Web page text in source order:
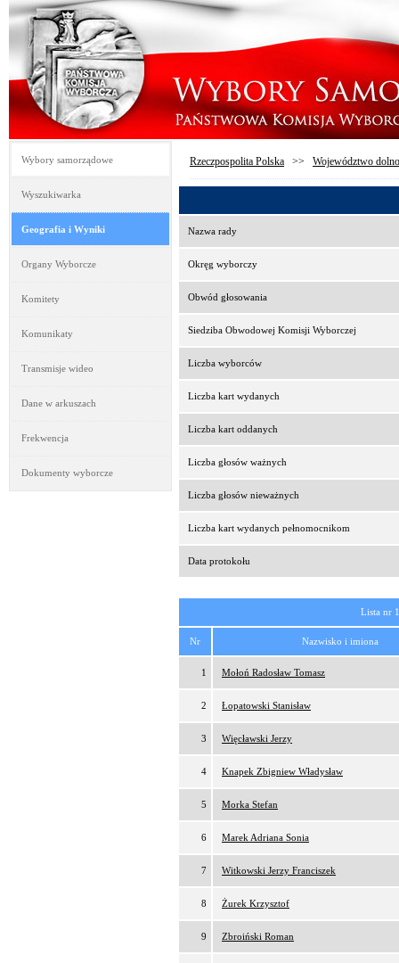
Wybory samorządowe
Wyszukiwarka
Geografia i Wyniki
Organy Wyborcze
Komitety
Komunikaty
Transmisje wideo
Dane w arkuszach
Frekwencja
Dokumenty wyborcze
Rzeczpospolita Polska >> Województwo
Nazwa rady
Okręg wyborczy
Obwód głosowania
Siedziba Obwodowej Komisji Wyborczej
Liczba wyborców
Liczba kart wydanych
Liczba kart oddanych
Liczba głosów ważnych
Liczba głosów nieważnych
Liczba kart wydanych pełnomocnikom
Data protokołu
Lista nr
Nr Nazwisko i imiona
1 Mołoń Radosław Tomasz
2 Łopatowski Stanisław
3 Więcławski Jerzy
4 Knapek Zbigniew Władysław
5 Morka Stefan
6 Marek Adriana Sonia
7 Witkowski Jerzy Franciszek
8 Żurek Krzysztof
9 Zbroiński Roman